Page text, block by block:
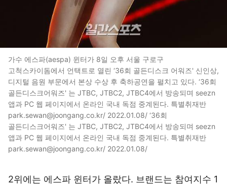
가수 에스파(aespa) 윈터가 8일 오후 서울 구로구
고척스카이돔에서 언택트로 열린 ‘36회 골든디스크 어워즈' 신인상,
디지털 음원 부문에서 본상 수상 후 축하공연을 펼치고 있다. ‘36회
골든디스크어워즈' 는 JTBC, JTBC2, JTBC4에서 방송되며 seezn
앱과 PC 웹 페이지에서 온라인 국내 독점 중계된다. 특별취재반
park.sewan@joongang.co.kr/ 2022.01.08/ ‘36회
골든디스크어워즈' 는 JTBC, JTBC2, JTBC4에서 방송되며 seezn
앱과 PC 웹 페이지에서 온라인 국내 독점 중계된다. 특별취재반
park.sewan@joongang.co.kr/ 2022.01.08/
2위에는 에스파 윈터가 올랐다. 브랜드는 참여지수 1